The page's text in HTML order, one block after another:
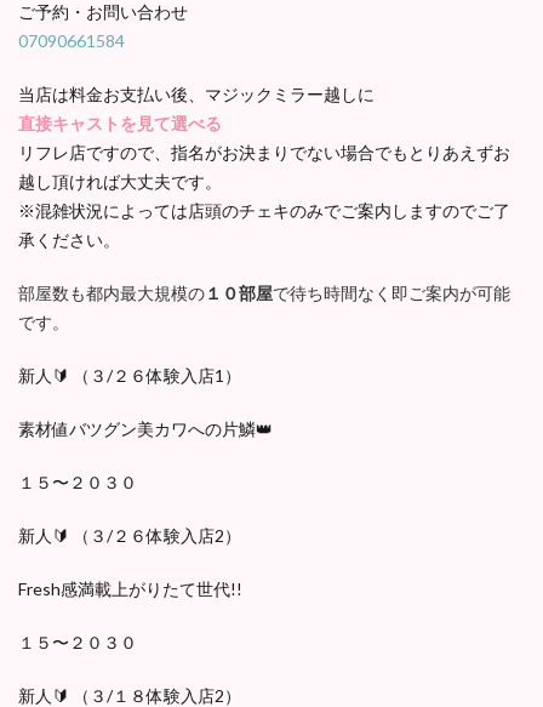
ご予約・お問い合わせ
07090661584
当店は料金お支払い後、マジックミラー越しに
直接キャストを見て選べる
リフレ店ですので、指名がお決まりでない場合でもとりあえずお
越し頂ければ大丈夫です。
※混雑状況によっては店頭のチェキのみでご案内しますのでご了
承ください。
部屋数も都内最大規模の１０部屋で待ち時間なく即ご案内が可能
です。
新人🔰 （３/２６体験入店1）
素材値バツグン美カワへの片鱗👑
１５〜２０３０
新人🔰 （３/２６体験入店2）
Fresh感満載上がりたて世代!!
１５〜２０３０
新人🔰 （３/１８体験入店2）